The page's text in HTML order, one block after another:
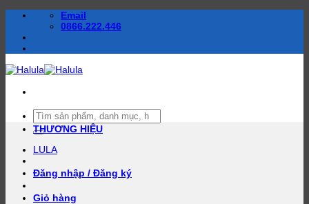
dung
Email
0866.222.446
Tìm
kiếm:
LULA
Đăng nhập / Đăng ký
Giỏ hàng
THƯƠNG HIỆU